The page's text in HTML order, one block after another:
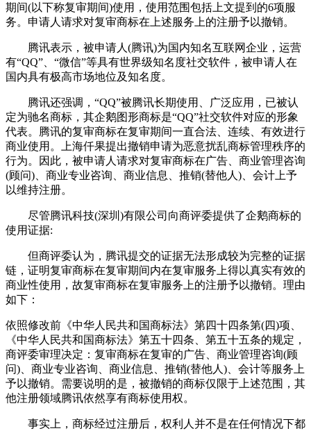
期间(以下称复审期间)使用，使用范围包括上文提到的6项服
务。申请人请求对复审商标在上述服务上的注册予以撤销。
腾讯表示，被申请人(腾讯)为国内知名互联网企业，运营
有“QQ”、“微信”等具有世界级知名度社交软件，被申请人在
国内具有极高市场地位及知名度。
腾讯还强调，“QQ”被腾讯长期使用、广泛应用，已被认
定为驰名商标，其企鹅图形商标是“QQ”社交软件对应的形象
代表。腾讯的复审商标在复审期间一直合法、连续、有效进行
商业使用。上海仟果提出撤销申请为恶意扰乱商标管理秩序的
行为。因此，被申请人请求对复审商标在广告、商业管理咨询
(顾问)、商业专业咨询、商业信息、推销(替他人)、会计上予
以维持注册。
尽管腾讯科技(深圳)有限公司向商评委提供了企鹅商标的
使用证据:
但商评委认为，腾讯提交的证据无法形成较为完整的证据
链，证明复审商标在复审期间内在复审服务上得以真实有效的
商业性使用，故复审商标在复审服务上的注册予以撤销。理由
如下：
依照修改前《中华人民共和国商标法》第四十四条第(四)项、
《中华人民共和国商标法》第五十四条、第五十五条的规定，
商评委审理决定：复审商标在复审的广告、商业管理咨询(顾
问)、商业专业咨询、商业信息、推销(替他人)、会计等服务上
予以撤销。需要说明的是，被撤销的商标仅限于上述范围，其
他注册领域腾讯依然享有商标使用权。
事实上，商标经过注册后，权利人并不是在任何情况下都